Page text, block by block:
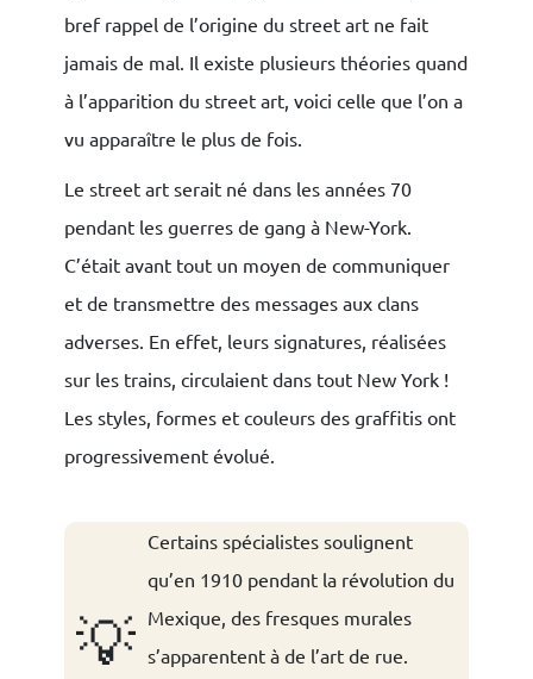
bref rappel de l’origine du street art ne fait
jamais de mal. Il existe plusieurs théories quand
à l’apparition du street art, voici celle que l’on a
vu apparaître le plus de fois.
Le street art serait né dans les années 70
pendant les guerres de gang à New-York.
C’était avant tout un moyen de communiquer
et de transmettre des messages aux clans
adverses. En effet, leurs signatures, réalisées
sur les trains, circulaient dans tout New York !
Les styles, formes et couleurs des graffitis ont
progressivement évolué.
💡
Certains spécialistes soulignent
qu’en 1910 pendant la révolution du
Mexique, des fresques murales
s’apparentent à de l’art de rue.